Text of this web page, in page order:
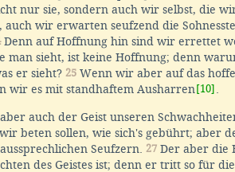
nur sie, sondern auch wir selbst, die
auch wir erwarten seufzend die
Denn auf Hoffnung hin sind wir errettet
man sieht, ist keine Hoffnung; denn
er sieht? 25 Wenn wir aber auf das
wir es mit standhaftem Ausharren [10]
auch der Geist unseren
beten sollen, wie sich's gebührt; aber
Seufzern. 27 Der aber die
des Geistes ist; denn er tritt so für